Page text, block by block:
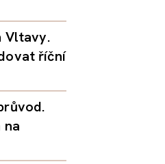
Vltavy.
říční
na